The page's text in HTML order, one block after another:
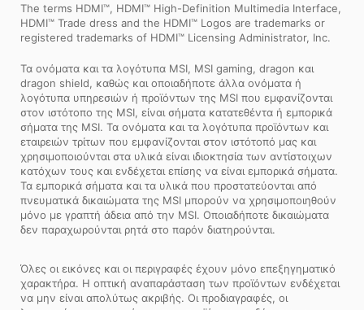
The terms HDMI™, HDMI™ High-Definition Multimedia Interface,
HDMI™ Trade dress and the HDMI™ Logos are trademarks or
registered trademarks of HDMI™ Licensing Administrator, Inc.
Τα ονόματα και τα λογότυπα MSI, MSI gaming, dragon και
dragon shield, καθώς και οποιαδήποτε άλλα ονόματα ή
λογότυπα υπηρεσιών ή προϊόντων της MSI που εμφανίζονται
στον ιστότοπο της MSI, είναι σήματα κατατεθέντα ή εμπορικά
σήματα της MSI. Τα ονόματα και τα λογότυπα προϊόντων και
εταιρειών τρίτων που εμφανίζονται στον ιστότοπό μας και
χρησιμοποιούνται στα υλικά είναι ιδιοκτησία των αντίστοιχων
κατόχων τους και ενδέχεται επίσης να είναι εμπορικά σήματα.
Τα εμπορικά σήματα και τα υλικά που προστατεύονται από
πνευματικά δικαιώματα της MSI μπορούν να χρησιμοποιηθούν
μόνο με γραπτή άδεια από την MSI. Οποιαδήποτε δικαιώματα
δεν παραχωρούνται ρητά στο παρόν διατηρούνται.
Όλες οι εικόνες και οι περιγραφές έχουν μόνο επεξηγηματικό
χαρακτήρα. Η οπτική αναπαράσταση των προϊόντων ενδέχεται
να μην είναι απολύτως ακριβής. Οι προδιαγραφές, οι